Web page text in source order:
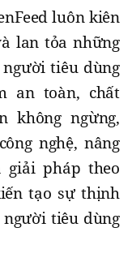
luôn kiên
lan tỏa những
tiêu dùng
an toàn, chất
không ngừng,
nghệ, nâng
giải pháp theo
tạo sự thịnh
người tiêu dùng